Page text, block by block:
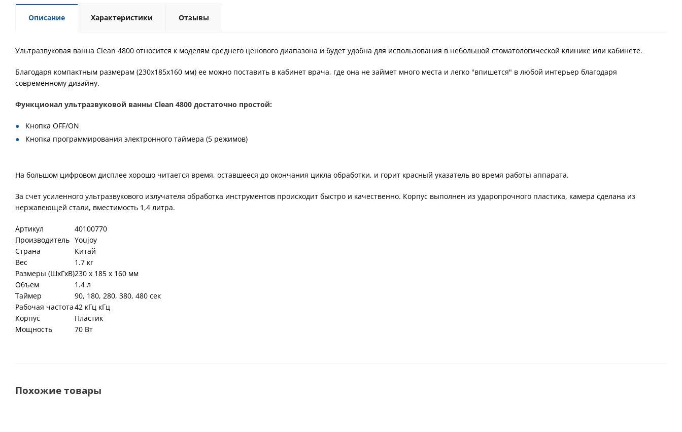
Описание Характеристики Отзывы
Ультразвуковая ванна Clean 4800 относится к моделям среднего ценового диапазона и будет удобна для использования в небольшой стоматологической клинике или кабинете.
Благодаря компактным размерам (230х185х160 мм) ее можно поставить в кабинет врача, где она не займет много места и легко "впишется" в любой интерьер благодаря
современному дизайну.
Функционал ультразвуковой ванны Clean 4800 достаточно простой:
Кнопка OFF/ON
Кнопка программирования электронного таймера (5 режимов)
На большом цифровом дисплее хорошо читается время, оставшееся до окончания цикла обработки, и горит красный указатель во время работы аппарата.
За счет усиленного ультразвукового излучателя обработка инструментов происходит быстро и качественно. Корпус выполнен из ударопрочного пластика, камера сделана из
нержавеющей стали, вместимость 1,4 литра.
Артикул
40100770
Производитель Youjoy
Страна
Китай
Вес
1.7 кг
Размеры (ШхГхВ)230 х 185 х 160 мм
Объем
1.4 л
Таймер
90, 180, 280, 380, 480 сек
Рабочая частота42 кГц кГц
Корпус
Пластик
Мощность
70 Вт
Похожие товары